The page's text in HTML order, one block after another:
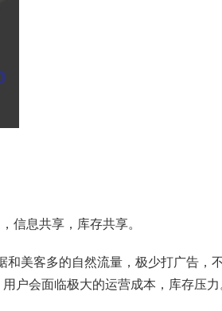
信息共享，库存共享。
美客多的自然流量，极少打广告，
户会面临极大的运营成本，库存压力